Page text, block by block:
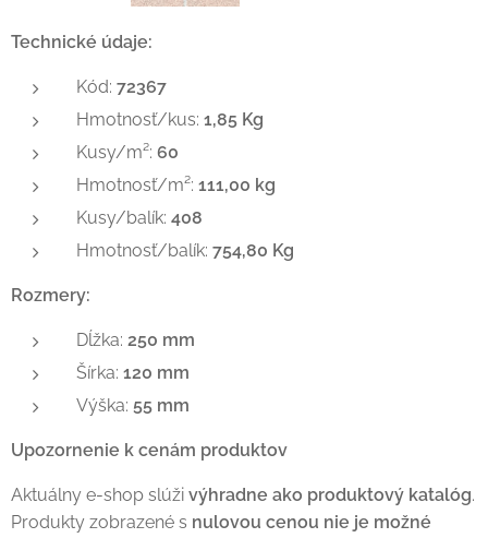
Technické údaje:
Kód: 72367
Hmotnosť/kus: 1,85 Kg
Kusy/m²: 60
Hmotnosť/m²: 111,00 kg
Kusy/balík: 408
Hmotnosť/balík: 754,80 Kg
Rozmery:
Dĺžka: 250 mm
Šírka: 120 mm
Výška: 55 mm
Upozornenie k cenám produktov
Aktuálny e-shop slúži výhradne ako produktový katalóg.
Produkty zobrazené s nulovou cenou nie je možné